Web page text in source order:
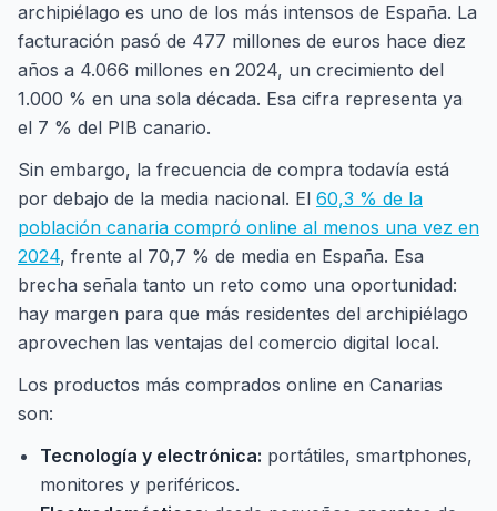
archipiélago es uno de los más intensos de España. La
facturación pasó de 477 millones de euros hace diez
años a 4.066 millones en 2024, un crecimiento del
1.000 % en una sola década. Esa cifra representa ya
el 7 % del PIB canario.
Sin embargo, la frecuencia de compra todavía está
por debajo de la media nacional. El 60,3 % de la
población canaria compró online al menos una vez en
2024, frente al 70,7 % de media en España. Esa
brecha señala tanto un reto como una oportunidad:
hay margen para que más residentes del archipiélago
aprovechen las ventajas del comercio digital local.
Los productos más comprados online en Canarias
son:
Tecnología y electrónica: portátiles, smartphones,
monitores y periféricos.